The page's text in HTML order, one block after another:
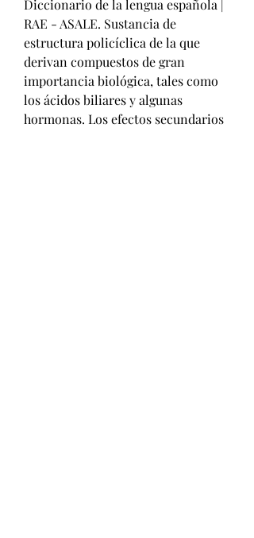
Diccionario de la lengua española |
RAE - ASALE. Sustancia de
estructura policíclica de la que
derivan compuestos de gran
importancia biológica, tales como
los ácidos biliares y algunas
hormonas. Los efectos secundarios